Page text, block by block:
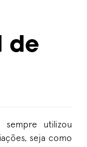
de
utilizou
seja como